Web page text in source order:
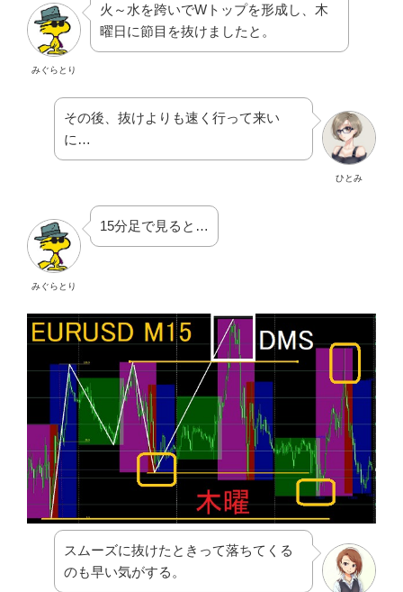
みぐらとり
火～水を跨いでWトップを形成し、木
曜日に節目を抜けましたと。
ひとみ
その後、抜けよりも速く行って来い
に…
みぐらとり
15分足で見ると…
スムーズに抜けたときって落ちてくる
のも早い気がする。